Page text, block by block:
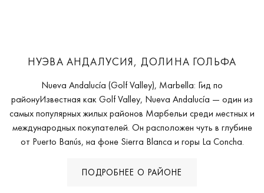
НУЭВА АНДАЛУСИЯ, ДОЛИНА ГОЛЬФА
Nueva Andalucía (Golf Valley), Marbella: Гид по
районуИзвестная как Golf Valley, Nueva Andalucía — один из
самых популярных жилых районов Марбельи среди местных и
международных покупателей. Он расположен чуть в глубине
от Puerto Banús, на фоне Sierra Blanca и горы La Concha.
ПОДРОБНЕЕ О РАЙОНЕ